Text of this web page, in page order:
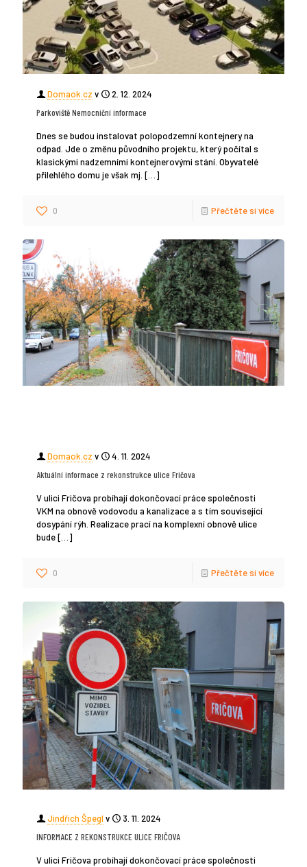
Domaok.cz v
2. 12. 2024
Parkoviště Nemocniční informace
Dnes se budou instalovat polopodzemní kontejnery na
odpad. Jde o změnu původního projektu, který počítal s
klasickými nadzemními kontejnerovými stání. Obyvatelé
přilehlého domu je však mj. […]
0 Přečtěte si více
Domaok.cz v
4. 11. 2024
Aktuální informace z rekonstrukce ulice Fričova
V ulici Fričova probíhají dokončovací práce společnosti
VKM na obnově vodovodu a kanalizace a s tím související
dosypání rýh. Realizace prací na komplexní obnově ulice
bude[…]
0 Přečtěte si více
Jindřich Špegl v
3. 11. 2024
INFORMACE Z REKONSTRUKCE ULICE FRIČOVA
V ulici Fričova probíhají dokončovací práce společnosti